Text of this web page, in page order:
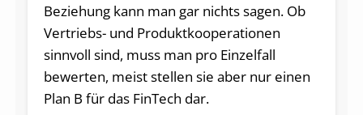
Beziehung kann man gar nichts sagen. Ob
Vertriebs- und Produktkooperationen
sinnvoll sind, muss man pro Einzelfall
bewerten, meist stellen sie aber nur einen
Plan B für das FinTech dar.